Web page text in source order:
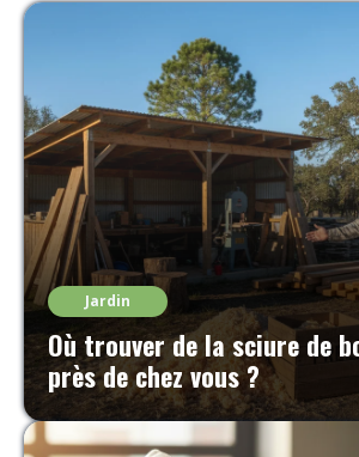
Jardin
Où trouver de la sciure de
près de chez vous ?